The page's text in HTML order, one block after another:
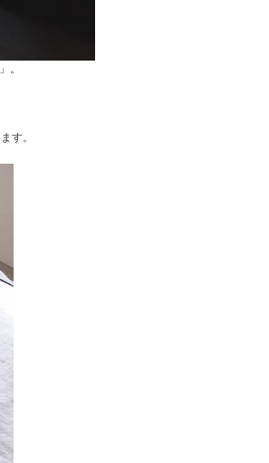
。
す。